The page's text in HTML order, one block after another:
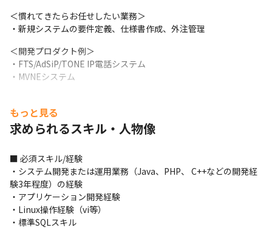
＜慣れてきたらお任せしたい業務＞
・新規システムの要件定義、仕様書作成、外注管理
＜開発プロダクト例＞
・FTS/AdSiP/TONE IP電話システム
・MVNEシステム
・様々なサービスの責任者に関わることで社内のエンジニアリン
グの中枢に触れることができます
・050から始まる電話番号における通信方式を学べます
もっと見る
求められるスキル・人物像
■ 必須スキル/経験
・システム開発または運用業務（Java、PHP、 C++などの開発経
験3年程度）の経験
・アプリケーション開発経験
・Linux操作経験（vi等）
・標準SQLスキル